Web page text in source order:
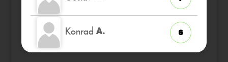
Konrad A. 6